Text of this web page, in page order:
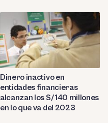
Dinero inactivo en
entidades financieras
alcanzan los S/ 140 millones
en lo que va del 2023